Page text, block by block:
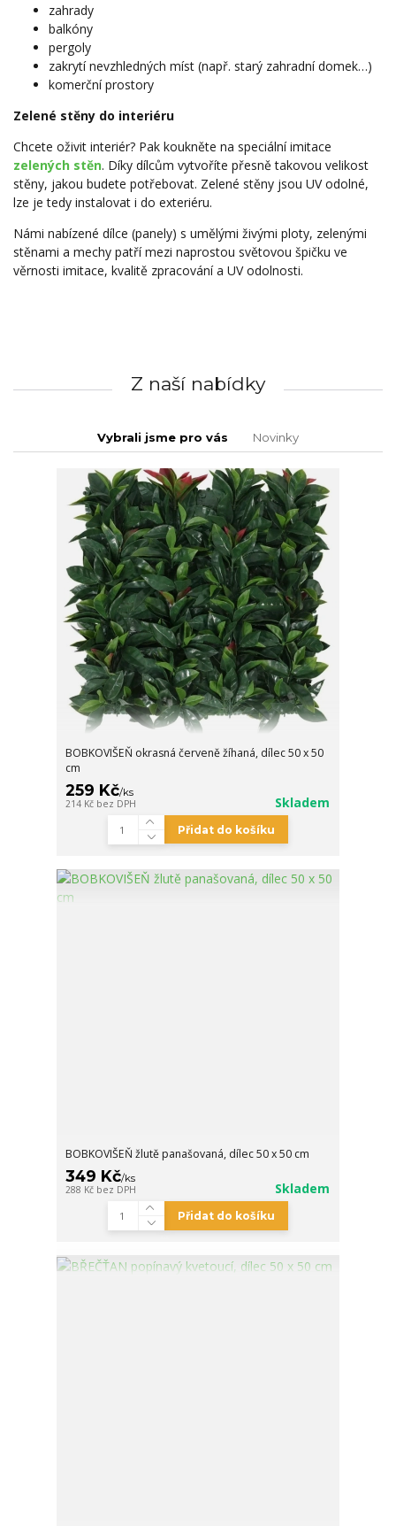
zahrady
balkóny
pergoly
zakrytí nevzhledných míst (např. starý zahradní domek…)
komerční prostory
Zelené stěny do interiéru
Chcete oživit interiér? Pak koukněte na speciální imitace
zelených stěn. Díky dílcům vytvoříte přesně takovou velikost
stěny, jakou budete potřebovat. Zelené stěny jsou UV odolné,
lze je tedy instalovat i do exteriéru.
Námi nabízené dílce (panely) s umělými živými ploty, zelenými
stěnami a mechy patří mezi naprostou světovou špičku ve
věrnosti imitace, kvalitě zpracování a UV odolnosti.
Z naší nabídky
Vybrali jsme pro vás Novinky
BOBKOVIŠEŇ okrasná červeně žíhaná, dílec 50 x 50
cm
259 Kč/ks
214 Kč bez DPH Skladem
Přidat do košíku
BOBKOVIŠEŇ žlutě panašovaná, dílec 50 x 50 cm
349 Kč/ks
288 Kč bez DPH Skladem
Přidat do košíku